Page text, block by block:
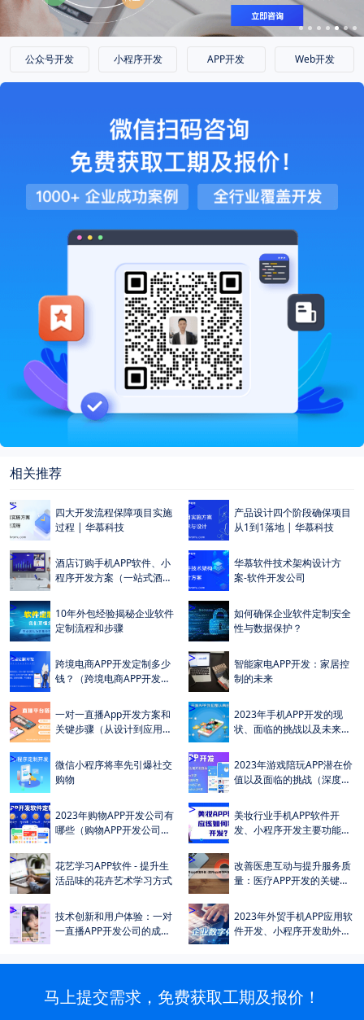
公众号开发 小程序开发 APP开发 Web开发
相关推荐
>
四大开发流程保障项目实施
过程 | 华慕科技
>
产品设计四个阶段确保项目
从1到1落地 | 华慕科技
>
酒店订购手机APP软件、小
程序开发方案（一站式酒店
>
华慕软件技术架构设计方
案-软件开发公司
>
10年外包经验揭秘企业软件
定制流程和步骤
>
如何确保企业软件定制安全
性与数据保护？
>
跨境电商APP开发定制多少
钱？（跨境电商APP开发定
>
智能家电APP开发：家居控
制的未来
>
一对一直播App开发方案和
关键步骤（从设计到应用商
>
2023年手机APP开发的现
状、面临的挑战以及未来的
>
微信小程序将率先引爆社交
购物
>
2023年游戏陪玩APP潜在价
值以及面临的挑战（深度解
>
2023年购物APP开发公司有
哪些（购物APP开发公司排
>
美妆行业手机APP软件开
发、小程序开发主要功能介
>
花艺学习APP软件 - 提升生
活品味的花卉艺术学习方式
>
改善医患互动与提升服务质
量：医疗APP开发的关键作
>
技术创新和用户体验：一对
一直播APP开发公司的成功
>
2023年外贸手机APP应用软
件开发、小程序开发助外贸
马上提交需求，免费获取工期及报价！